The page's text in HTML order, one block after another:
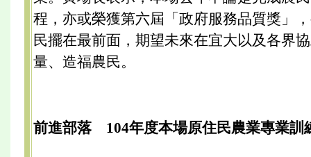
程，亦或榮獲第六屆「政府服務品質獎」
民擺在最前面，期望未來在宜大以及各界
量、造福農民。
前進部落 104年度本場原住民農業專業訓